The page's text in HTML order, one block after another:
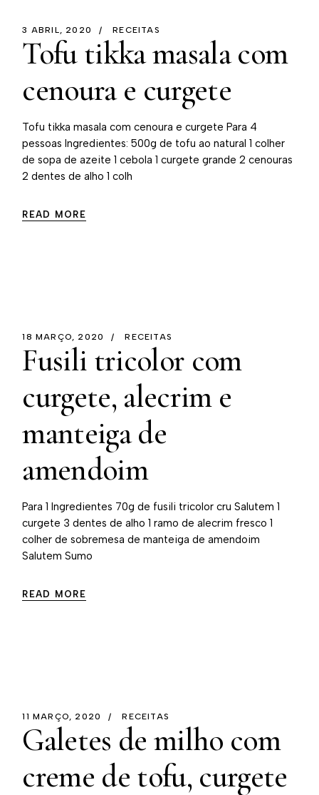
3 ABRIL, 2020 RECEITAS
Tofu tikka masala com
cenoura e curgete
Tofu tikka masala com cenoura e curgete Para 4
pessoas Ingredientes: 500g de tofu ao natural 1 colher
de sopa de azeite 1 cebola 1 curgete grande 2 cenouras
2 dentes de alho 1 colh
READ MORE
18 MARÇO, 2020 RECEITAS
Fusili tricolor com
curgete, alecrim e
manteiga de
amendoim⁠
Para 1 Ingredientes⁠ 70g de fusili tricolor cru⁠ Salutem 1
curgete⁠ 3 dentes de alho⁠ 1 ramo de alecrim fresco⁠ 1
colher de sobremesa de manteiga de amendoim
Salutem Sumo
READ MORE
11 MARÇO, 2020 RECEITAS
Galetes de milho com
creme de tofu, curgete